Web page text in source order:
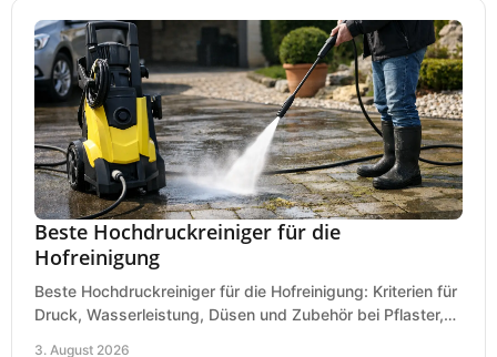
Beste Hochdruckreiniger für die
Hofreinigung
Beste Hochdruckreiniger für die Hofreinigung: Kriterien für
Druck, Wasserleistung, Düsen und Zubehör bei Pflaster,
3. August 2026